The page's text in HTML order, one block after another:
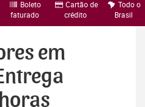
Boleto
faturado
Cartão de
crédito
Todo o
Brasil
em